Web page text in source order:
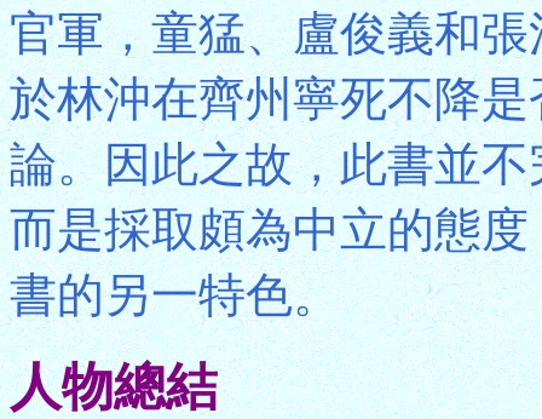
官軍，童猛、盧俊義和
於林沖在齊州寧死不降
論。因此之故，此書並
而是採取頗為中立的態
書的另一特色。
人物總結